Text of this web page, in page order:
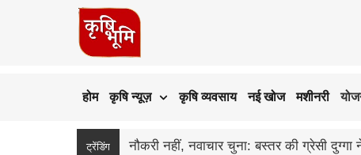
होम कृषि न्यूज़ कृषि व्यवसाय नई खोज मशीनरी
ट्रेंडिंग उड़द के दाम गिरे, बढ़ी बुवाई और सस्ते आयात